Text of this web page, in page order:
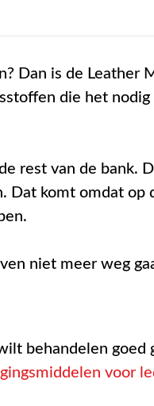
Dan is de Leather
die het
rest van de bank.
Dat komt omdat op
niet meer weg
behandelen
voor